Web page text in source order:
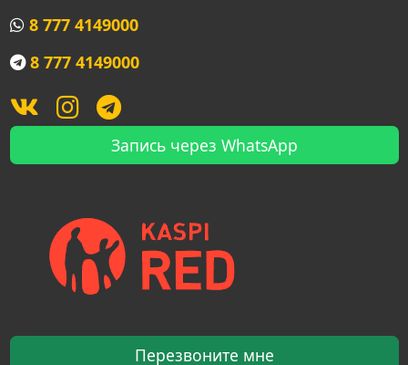
8 777 4149000
8 777 4149000
Запись через WhatsApp
Перезвоните мне